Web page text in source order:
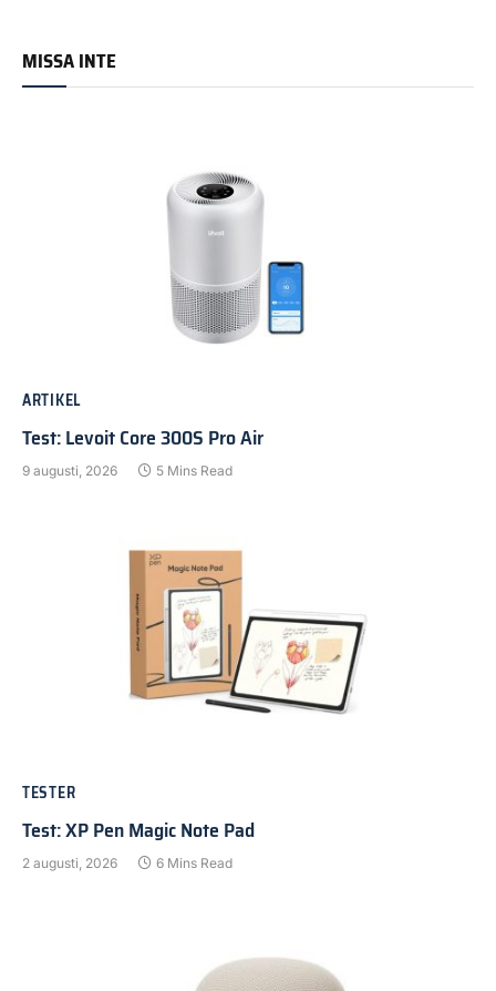
MISSA INTE
ARTIKEL
Test: Levoit Core 300S Pro Air
9 augusti, 2026 5 Mins Read
TESTER
Test: XP Pen Magic Note Pad
2 augusti, 2026 6 Mins Read